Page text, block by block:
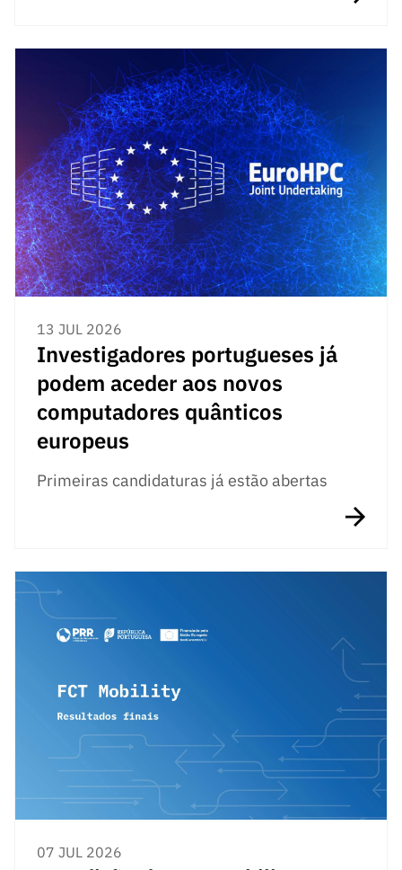
13 JUL 2026
Investigadores portugueses já
podem aceder aos novos
computadores quânticos
europeus
Primeiras candidaturas já estão abertas
07 JUL 2026